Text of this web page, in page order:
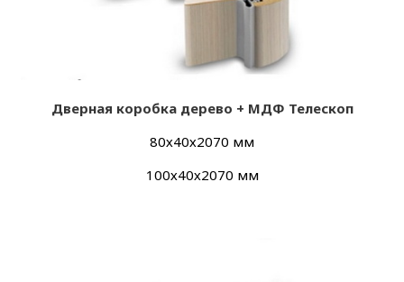
Дверная коробка дерево + МДФ Телескоп
80х40х2070 мм
100х40х2070 мм